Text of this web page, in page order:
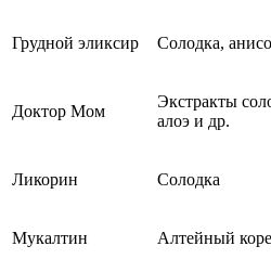
Грудной эликсир Солодка,
Доктор Мом
Экстракты
алоэ и др.
Ликорин Солодка
Мукалтин Алтейный